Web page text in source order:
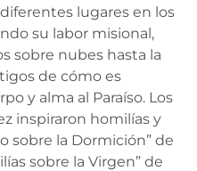
lugares en los
su labor misional,
sobre nubes hasta la
de cómo es
y alma al Paraíso. Los
inspiraron homilías y
sobre la Dormición” de
sobre la Virgen” de